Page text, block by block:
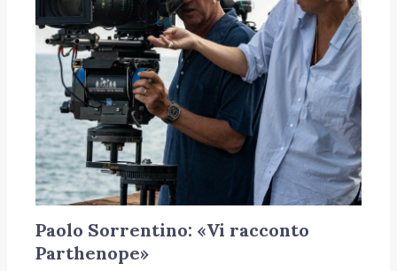
Paolo Sorrentino: «Vi racconto
Parthenope»